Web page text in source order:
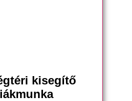
kisegítő